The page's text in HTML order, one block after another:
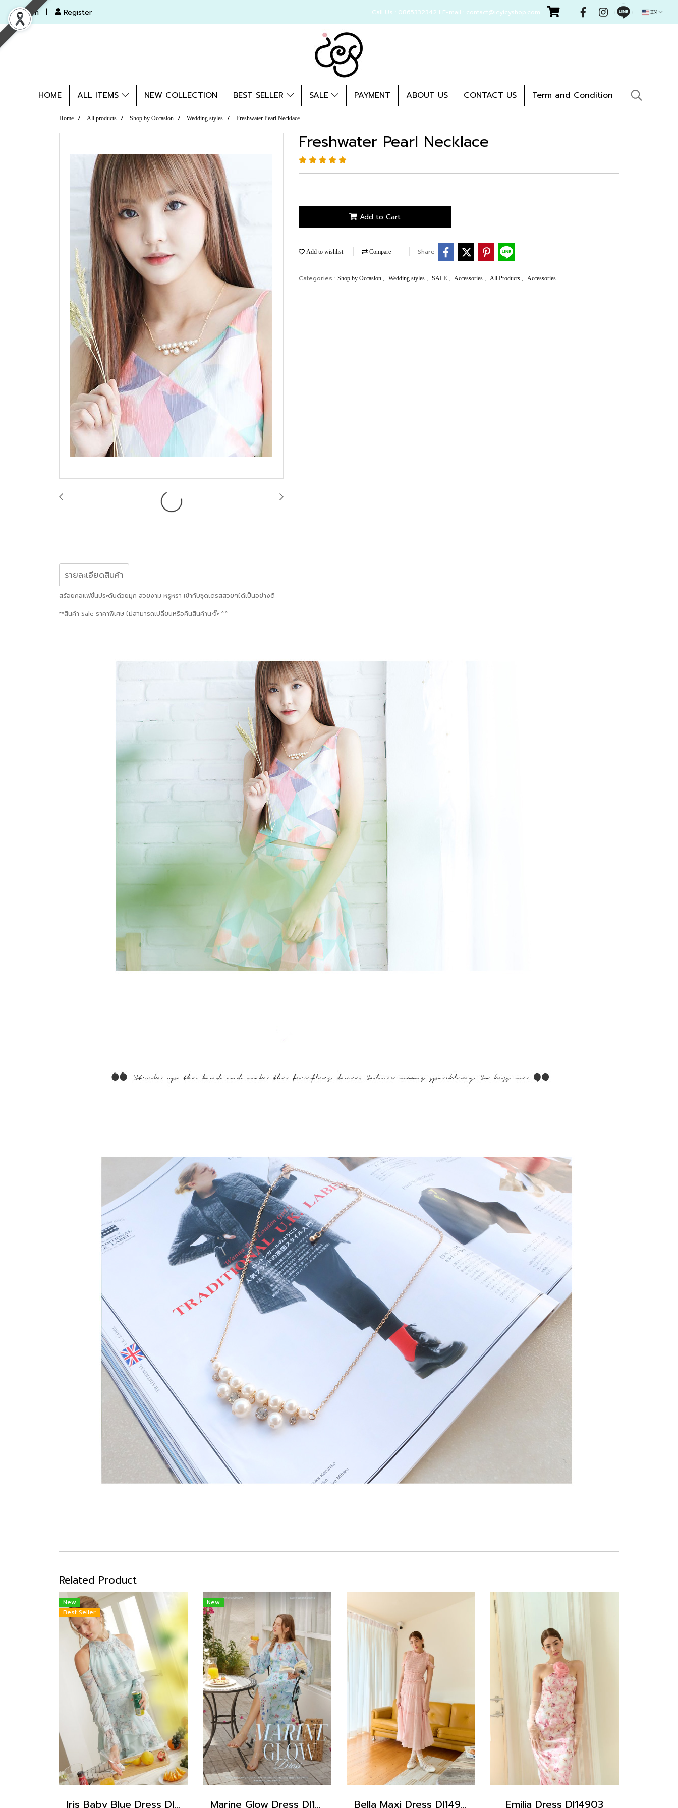
Login Register Call Us : 0865332342 l E-mail : contact@icyicyshop.com EN
HOME ALL ITEMS NEW COLLECTION BEST SELLER SALE PAYMENT ABOUT US CONTACT US Term and Condition
Home All products Shop by Occasion Wedding styles Freshwater Pearl Necklace
Freshwater Pearl Necklace
Add to Cart
Add to wishlist Compare Share
Categories : Shop by Occasion Wedding styles SALE Accessories All Products Accessories
รายละเอียดสินค้า
สร้อยคอแฟชั่นประดับด้วยมุก สวยงาม หรูหรา เข้ากับชุดเดรสสวยๆได้เป็นอย่างดี
**สินค้า Sale ราคาพิเศษ ไม่สามารถเปลี่ยนหรือคืนสินค้านะจ๊ะ ^^
Related Product
New
Best Seller
Iris Baby Blue Dress DI15201
New
Marine Glow Dress DI15301 Bella Maxi Dress DI14902 Emilia Dress DI14903